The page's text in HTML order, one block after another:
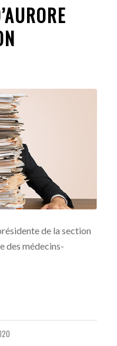
de la section
des médecins-